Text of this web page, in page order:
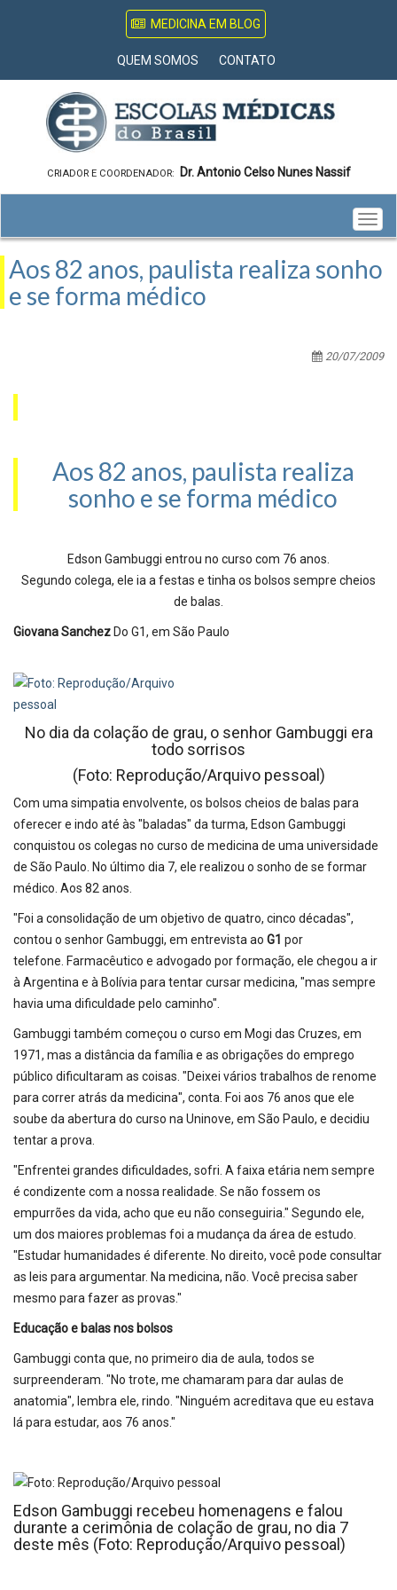
MEDICINA EM BLOG
QUEM SOMOS CONTATO
CRIADOR E COORDENADOR: Dr. Antonio Celso Nunes Nassif
Aos 82 anos, paulista realiza sonho
e se forma médico
20/07/2009
Aos 82 anos, paulista realiza
sonho e se forma médico
Edson Gambuggi entrou no curso com 76 anos.
Segundo colega, ele ia a festas e tinha os bolsos sempre cheios
de balas.
Giovana Sanchez Do G1, em São Paulo
No dia da colação de grau, o senhor Gambuggi era
todo sorrisos
(Foto: Reprodução/Arquivo pessoal)
Com uma simpatia envolvente, os bolsos cheios de balas para
oferecer e indo até às "baladas" da turma, Edson Gambuggi
conquistou os colegas no curso de medicina de uma universidade
de São Paulo. No último dia 7, ele realizou o sonho de se formar
médico. Aos 82 anos.
"Foi a consolidação de um objetivo de quatro, cinco décadas",
contou o senhor Gambuggi, em entrevista ao G1 por
telefone. Farmacêutico e advogado por formação, ele chegou a ir
à Argentina e à Bolívia para tentar cursar medicina, "mas sempre
havia uma dificuldade pelo caminho".
Gambuggi também começou o curso em Mogi das Cruzes, em
1971, mas a distância da família e as obrigações do emprego
público dificultaram as coisas. "Deixei vários trabalhos de renome
para correr atrás da medicina", conta. Foi aos 76 anos que ele
soube da abertura do curso na Uninove, em São Paulo, e decidiu
tentar a prova.
"Enfrentei grandes dificuldades, sofri. A faixa etária nem sempre
é condizente com a nossa realidade. Se não fossem os
empurrões da vida, acho que eu não conseguiria." Segundo ele,
um dos maiores problemas foi a mudança da área de estudo.
"Estudar humanidades é diferente. No direito, você pode consultar
as leis para argumentar. Na medicina, não. Você precisa saber
mesmo para fazer as provas."
Educação e balas nos bolsos
Gambuggi conta que, no primeiro dia de aula, todos se
surpreenderam. "No trote, me chamaram para dar aulas de
anatomia", lembra ele, rindo. "Ninguém acreditava que eu estava
lá para estudar, aos 76 anos."
Edson Gambuggi recebeu homenagens e falou
durante a cerimônia de colação de grau, no dia 7
deste mês (Foto: Reprodução/Arquivo pessoal)